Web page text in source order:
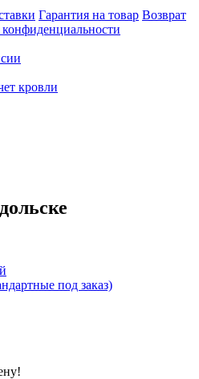
Гарантия на товар Возврат
кровли
под заказ)